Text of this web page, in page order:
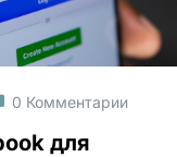
0 Комментарии
для